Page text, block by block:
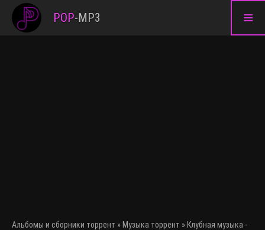
≡
POP-MP3
Альбомы и сборники торрент » Музыка торрент » Клубная музыка -